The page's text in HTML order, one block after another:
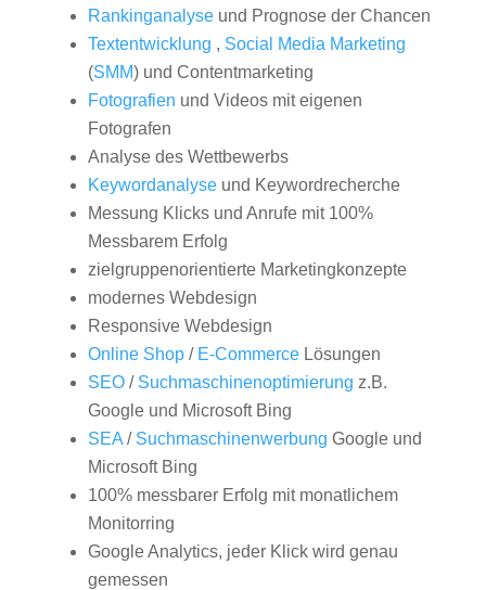
Rankinganalyseund Prognose der Chancen
Textentwicklung , Social Media Marketing
(SMM) und Contentmarketing
Fotografien und Videos mit eigenen
Fotografen
Analyse des Wettbewerbs
Keywordanalyseund Keywordrecherche
Messung Klicks und Anrufe mit 100%
Messbarem Erfolg
zielgruppenorientierte Marketingkonzepte
modernes Webdesign
Responsive Webdesign
Online Shop/ E-CommerceLösungen
SEO/ Suchmaschinenoptimierung z.B.
Google und Microsoft Bing
SEA/ Suchmaschinenwerbung Google und
Microsoft Bing
100% messbarer Erfolg mit monatlichem
Monitorring
Google Analytics, jeder Klick wird genau
gemessen